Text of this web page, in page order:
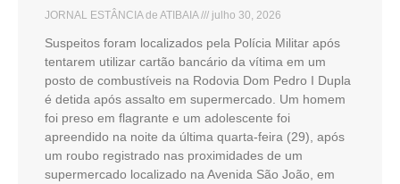
JORNAL ESTÂNCIA de ATIBAIA julho 30, 2026
Suspeitos foram localizados pela Polícia Militar após
tentarem utilizar cartão bancário da vítima em um
posto de combustíveis na Rodovia Dom Pedro I Dupla
é detida após assalto em supermercado. Um homem
foi preso em flagrante e um adolescente foi
apreendido na noite da última quarta-feira (29), após
um roubo registrado nas proximidades de um
supermercado localizado na Avenida São João, em